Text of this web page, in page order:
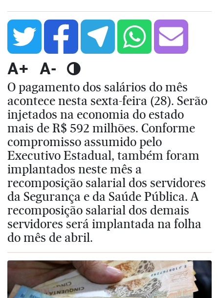
A+ A-
O pagamento dos salários do mês
acontece nesta sexta-feira (28). Serão
injetados na economia do estado
mais de R$ 592 milhões. Conforme
compromisso assumido pelo
Executivo Estadual, também foram
implantados neste mês a
recomposição salarial dos servidores
da Segurança e da Saúde Pública. A
recomposição salarial dos demais
servidores será implantada na folha
do mês de abril.